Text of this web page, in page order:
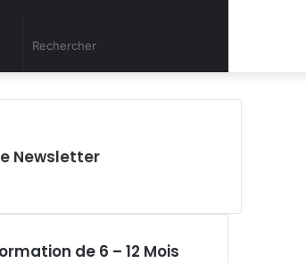
Article
Aléatoire
Newsletter
de 6 – 12 Mois